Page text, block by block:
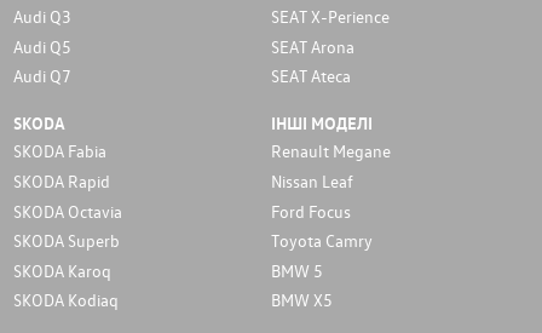
Audi Q3
Audi Q5
Audi Q7
SEAT X-Perience
SEAT Arona
SEAT Ateca
SKODA
SKODA Fabia
SKODA Rapid
SKODA Octavia
SKODA Superb
SKODA Karoq
SKODA Kodiaq
ІНШІ МОДЕЛІ
Renault Megane
Nissan Leaf
Ford Focus
Toyota Camry
BMW 5
BMW X5